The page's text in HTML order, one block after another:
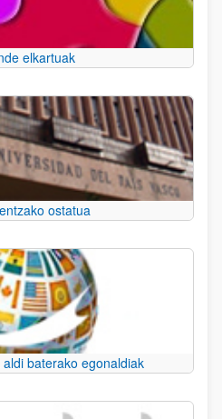
elkartuak
ostatua
baterako egonaldiak